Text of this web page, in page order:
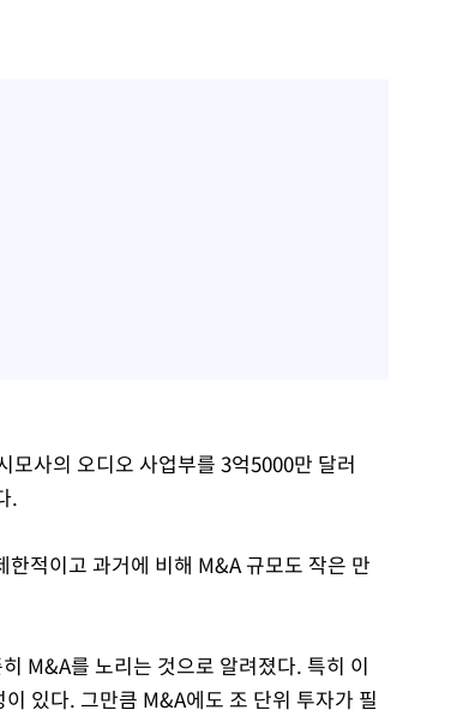
모사의 오디오 사업부를 3억5000만 달러
.
적이고 과거에 비해 M&A 규모도 작은 만
M&A를 노리는 것으로 알려졌다. 특히 이
있다. 그만큼 M&A에도 조 단위 투자가 필